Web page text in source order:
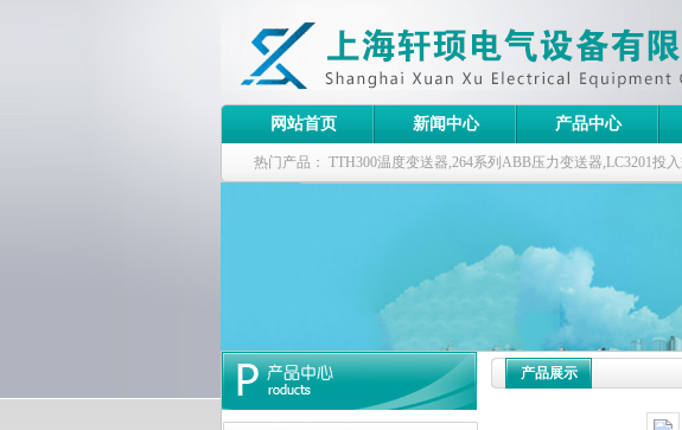
网站首页 新闻中心 产品中心
热门产品： TTH300温度变送器,264系列ABB压力变送器,LC3201投
产品展示